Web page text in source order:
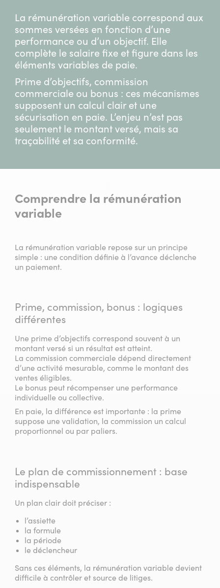
La rémunération variable correspond aux
sommes versées en fonction d’une
performance ou d’un objectif. Elle
complète le salaire fixe et figure dans les
éléments variables de paie.
Prime d’objectifs, commission
commerciale ou bonus : ces mécanismes
supposent un calcul clair et une
sécurisation en paie. L’enjeu n’est pas
seulement le montant versé, mais sa
traçabilité et sa conformité.
Comprendre la rémunération
variable
La rémunération variable repose sur un principe
simple : une condition définie à l’avance déclenche
un paiement.
Prime, commission, bonus : logiques
différentes
Une prime d’objectifs correspond souvent à un
montant versé si un résultat est atteint.
La commission commerciale dépend directement
d’une activité mesurable, comme le montant des
ventes éligibles.
Le bonus peut récompenser une performance
individuelle ou collective.
En paie, la différence est importante : la prime
suppose une validation, la commission un calcul
proportionnel ou par paliers.
Le plan de commissionnement : base
indispensable
Un plan clair doit préciser :
l’assiette
la formule
la période
le déclencheur
Sans ces éléments, la rémunération variable devient
difficile à contrôler et source de litiges.